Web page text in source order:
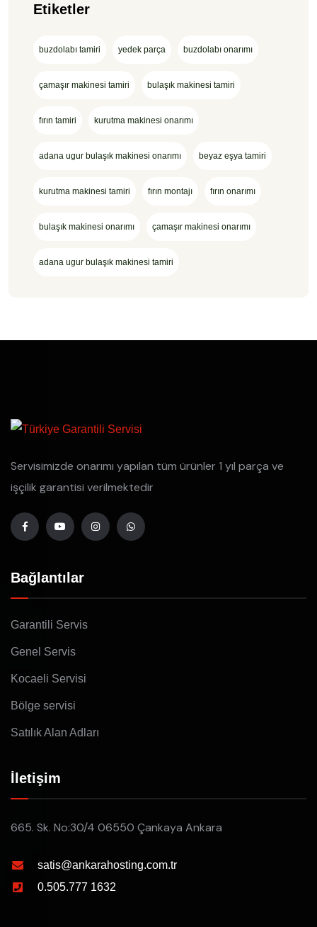
Etiketler
buzdolabı tamiri yedek parça buzdolabı onarımı
çamaşır makinesi tamiri bulaşık makinesi tamiri
fırın tamiri kurutma makinesi onarımı
adana ugur bulaşık makinesi onarımı beyaz eşya tamiri
kurutma makinesi tamiri fırın montajı fırın onarımı
bulaşık makinesi onarımı çamaşır makinesi onarımı
adana ugur bulaşık makinesi tamiri
Servisimizde onarımı yapılan tüm ürünler 1 yıl parça ve
işçilik garantisi verilmektedir
Bağlantılar
Garantili Servis
Genel Servis
Kocaeli Servisi
Bölge servisi
Satılık Alan Adları
İletişim
665. Sk. No:30/4 06550 Çankaya Ankara
satis@ankarahosting.com.tr
0.505.777 1632